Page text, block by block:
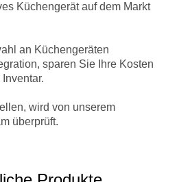
Küchengerät auf dem Markt
an Küchengeräten
sparen Sie Ihre Kosten
wird von unserem
überprüft.